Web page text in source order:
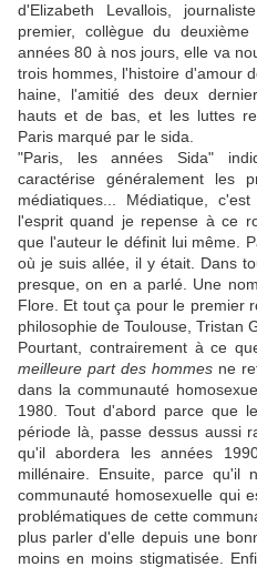
d'Elizabeth Levallois,
premier, collègue du
années 80 à nos jours, elle va
trois hommes, l'histoire d'amour
haine, l'amitié des deux
hauts et de bas, et les luttes
Paris marqué par le sida.
"Paris, les années Sida"
caractérise généralement les
médiatiques... Médiatique,
l'esprit quand je repense à ce
que l'auteur le définit lui même.
où je suis allée, il y était. Dans
presque, on en a parlé. Une
Flore. Et tout ça pour le premier
philosophie de Toulouse, Tristan
Pourtant, contrairement à ce
meilleure part des hommesne
dans la communauté
1980. Tout d'abord parce que
période là, passe dessus aussi
qu'il abordera les années
millénaire. Ensuite, parce
communauté homosexuelle qui
problématiques de cette
plus parler d'elle depuis une
moins en moins stigmatisée.